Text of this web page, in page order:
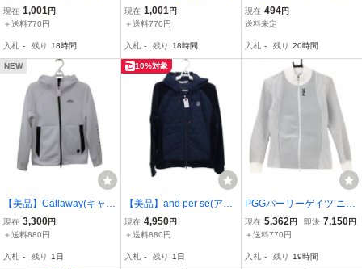
モット ナイロンパーカー
ダークグリーン×カーキ
ィース S ゴルフウェア M
armot
現在 1,001 円
＋送料770円
入札 - 残り 18時間
ック ジャケットブルゾン
白×黒 裏地メッシュ レデ
coq sportif
現在 1,001 円
＋送料770円
入札 - 残り 18時間
H・L COTE D'AZUR コー
トダジュール レディース
9号 ゴルフ 260414nl【4
点同梱で送料無料】
現在 494円
送料未定
入札 - 残り 20時間
NEW
【美品】Callaway(キャロ
ウェイ) パーカー 白 レデ
ィース S 241-1117700 ゴ
古
現在 3,300円
＋送料880円
入札 - 残り 1日
10%対象
【美品】and per se(アン
パスィ) フルジップジャケ
ット ネイビー レディース
ア 2605-0294 中古
現在 4,950円
＋送料880円
入札 - 残り 1日
PGGパーリーゲイツ ニッ
トジャケット ライトグレ
ー系×白×黒 ダブルジップ
0(S) ゴルフウェア PEARL
現在 5,362円 即決 7,150円
＋送料770円
入札 - 残り 19時間